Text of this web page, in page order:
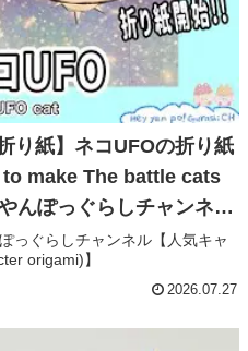
り紙】ネコUFOの折り紙
to make The battle cats
んぽっぐらしチャンネル
(Popular character
っぐらしチャンネル【人気キャ
origami)】
2026.07.27